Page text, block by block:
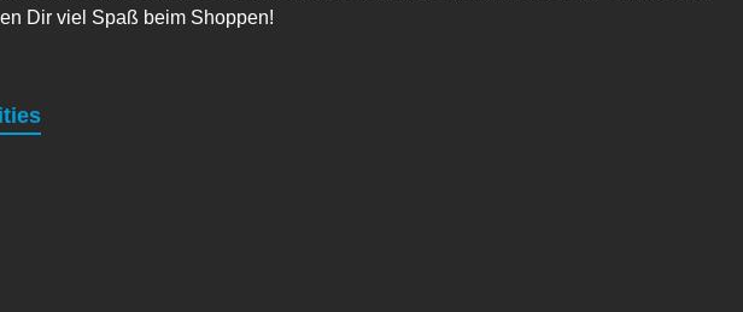
Dir viel Spaß beim Shoppen!